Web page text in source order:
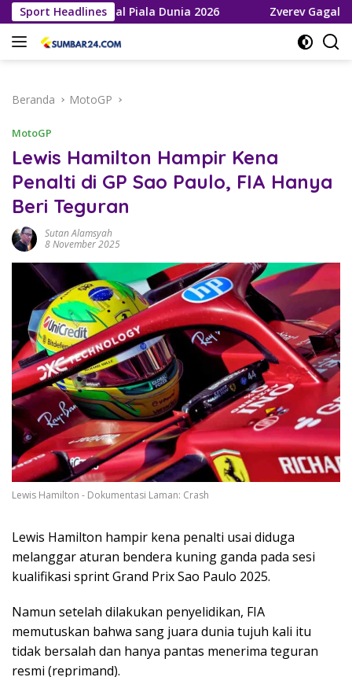
Langsung
ke
konten
Sport Headlines
ke Final Piala Dunia 2026 Zverev Gagal Juara di
Beranda MotoGP
MotoGP
Lewis Hamilton Hampir Kena
Penalti di GP Sao Paulo, FIA Hanya
Beri Teguran
Sutan Alamsyah
8 November 2025
Lewis Hamilton - Dokumentasi Laman: Crash
Lewis Hamilton hampir kena penalti usai diduga
melanggar aturan bendera kuning ganda pada sesi
kualifikasi sprint Grand Prix Sao Paulo 2025.
Namun setelah dilakukan penyelidikan, FIA
memutuskan bahwa sang juara dunia tujuh kali itu
tidak bersalah dan hanya pantas menerima teguran
resmi (reprimand).